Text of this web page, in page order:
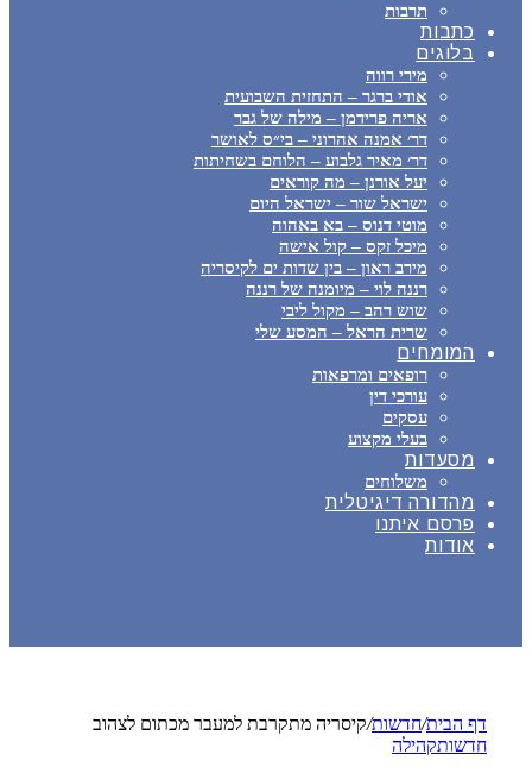
תרבות
כתבות
בלוגים
מירי רווה
אודי ברגר – התחזית השבועית
אריה פרידמן – מילה של גבר
דר׳ אמנה אהרוני – בי״ס לאושר
דר׳ מאיר גלבוע – הלוחם בשחיתות
יעל אורנן – מה קוראים
ישראל שור – ישראל היום
מוטי דנוס – בא באהוה
מיכל זקס – קול אישה
מירב ראון – בין שדות ים לקיסריה
רננה לוי – מיומנה של רננה
שוש רהב – מקול ליבי
שרית הראל – המסע שלי
המומחים
רופאים ומרפאות
עורכי דין
עסקים
בעלי מקצוע
מסעדות
משלוחים
מהדורה דיגיטלית
פרסם איתנו
אודות
דף הבית/חדשות/קיסריה מתקרבת למעבר מכתום לצהוב
חדשותקהילה